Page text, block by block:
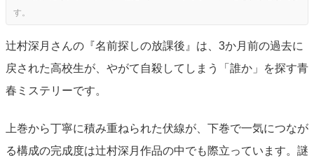
辻村深月さんの『名前探しの放課後』は、3か月前の過去に
戻された高校生が、やがて自殺してしまう「誰か」を探す青
春ミステリーです。
上巻から丁寧に積み重ねられた伏線が、下巻で一気につなが
る構成の完成度は辻村深月作品の中でも際立っています。謎